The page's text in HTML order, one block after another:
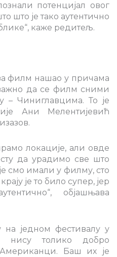
потенцијал овог
што је тако аутентично
каже редитељ.
филм нашао у причама
да се филм сними
– Чиниглавцима. То је
Ани Мелентијевић
локације, али овде
да урадимо све што
смо имали у филму, сто
је то било супер, јер
објашњава
једном фестивалу у
толико добро
Баш их је